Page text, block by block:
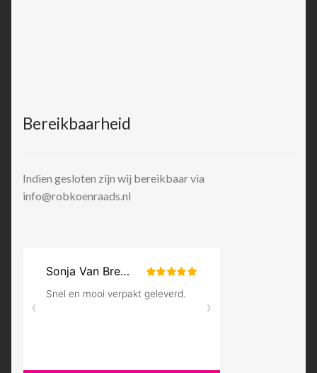
Bereikbaarheid
Indien gesloten zijn wij bereikbaar via
info@robkoenraads.nl